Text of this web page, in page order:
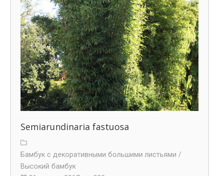
Semiarundinaria fastuosa
Бамбук с декоративными большими листьями /
Высокий бамбук